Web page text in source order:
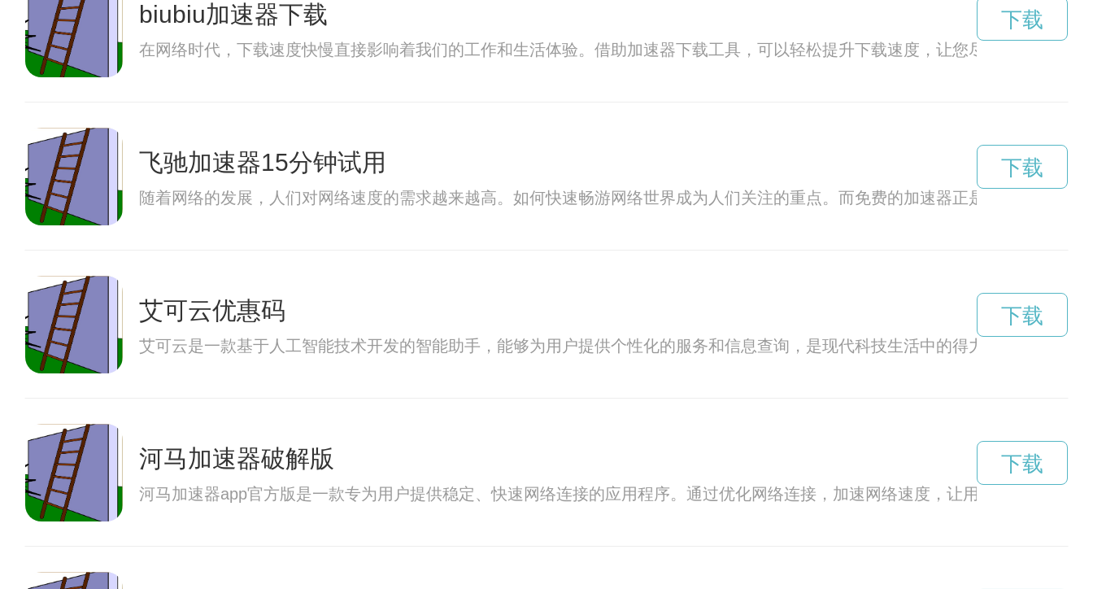
biubiu加速器下载
在网络时代，下载速度快慢直接影响着我们的工作和生活体验。借助加速器下载工具，可以轻松提升下载速度，让您尽情畅享高速体
下载
飞驰加速器15分钟试用
随着网络的发展，人们对网络速度的需求越来越高。如何快速畅游网络世界成为人们关注的重点。而免费的加速器正是解决网络速
下载
艾可云优惠码
艾可云是一款基于人工智能技术开发的智能助手，能够为用户提供个性化的服务和信息查询，是现代科技生活中的得力助手。
下载
河马加速器破解版
河马加速器app官方版是一款专为用户提供稳定、快速网络连接的应用程序。通过优化网络连接，加速网络速度，让用户畅享流畅
下载